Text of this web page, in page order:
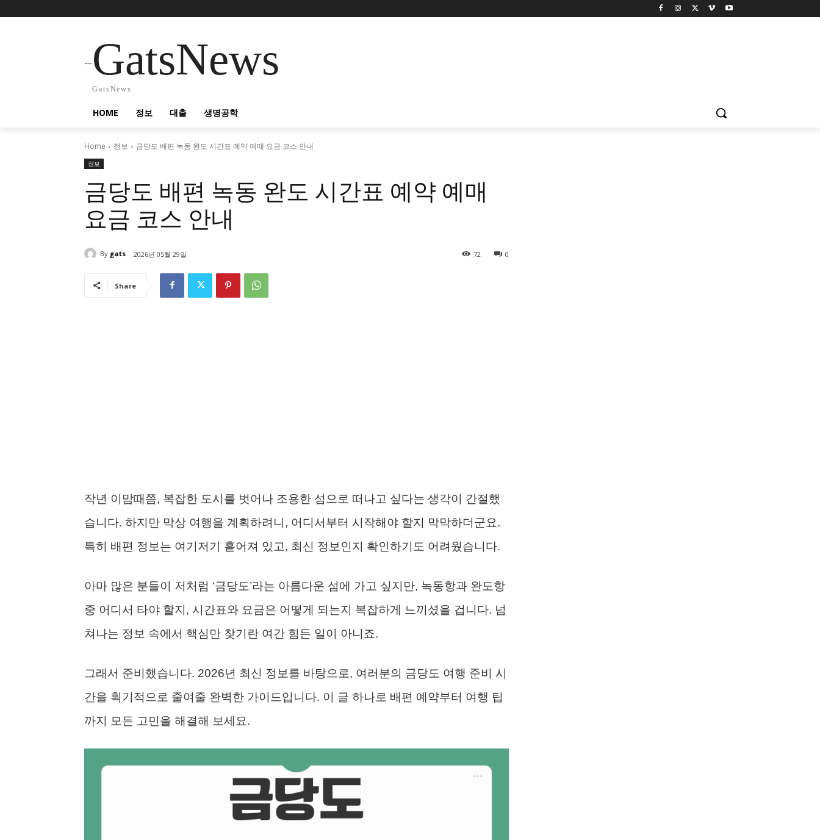
GatsNews
GatsNews
HOME 정보 대출 생명공학
Home 정보 금당도 배편 녹동 완도 시간표 예약 예매 요금 코스 안내
정보
금당도 배편 녹동 완도 시간표 예약 예매
요금 코스 안내
By gats 2026년 05월 29일 0
72
Share
작년 이맘때쯤, 복잡한 도시를 벗어나 조용한 섬으로 떠나고 싶다는 생각이 간절했
습니다. 하지만 막상 여행을 계획하려니, 어디서부터 시작해야 할지 막막하더군요.
특히 배편 정보는 여기저기 흩어져 있고, 최신 정보인지 확인하기도 어려웠습니다.
아마 많은 분들이 저처럼 ‘금당도’라는 아름다운 섬에 가고 싶지만, 녹동항과 완도항
중 어디서 타야 할지, 시간표와 요금은 어떻게 되는지 복잡하게 느끼셨을 겁니다. 넘
쳐나는 정보 속에서 핵심만 찾기란 여간 힘든 일이 아니죠.
그래서 준비했습니다. 2026년 최신 정보를 바탕으로, 여러분의 금당도 여행 준비 시
간을 획기적으로 줄여줄 완벽한 가이드입니다. 이 글 하나로 배편 예약부터 여행 팁
까지 모든 고민을 해결해 보세요.